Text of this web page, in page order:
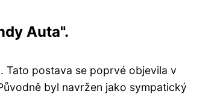
Auta".
Tato postava se poprvé objevila v
byl navržen jako sympatický